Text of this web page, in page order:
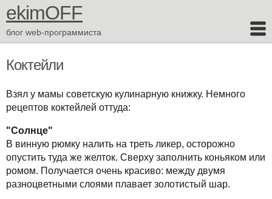
ekimOFF
блог web-программиста
Коктейли
Взял у мамы советскую кулинарную книжку. Немного
рецептов коктейлей оттуда:
"Солнце"
В винную рюмку налить на треть ликер, осторожно
опустить туда же желток. Сверху заполнить коньяком или
ромом. Получается очень красиво: между двумя
разноцветными слоями плавает золотистый шар.